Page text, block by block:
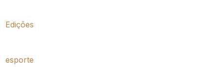
Edições
esporte